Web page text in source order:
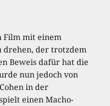
Film mit einem
drehen, der trotzdem
Beweis dafür hat die
nun jedoch von
in der
einen Macho-